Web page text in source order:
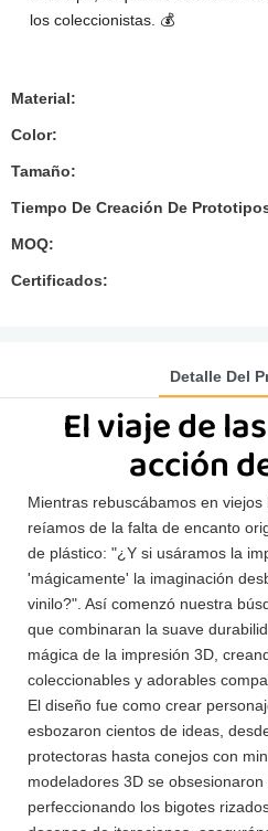
los coleccionistas. 💰
Material:
Color:
Tamaño:
Tiempo De Creación De
MOQ:
Certificados:
Detalle Del
El viaje de
acción
Mientras rebuscábamos en
reíamos de la falta de encanto
de plástico: "¿Y si usáramos la
'mágicamente' la imaginación
vinilo?". Así comenzó nuestra
que combinaran la suave
mágica de la impresión 3D,
coleccionables y adorables
El diseño fue como crear
esbozaron cientos de ideas,
protectoras hasta conejos con
modeladores 3D se
perfeccionando los bigotes